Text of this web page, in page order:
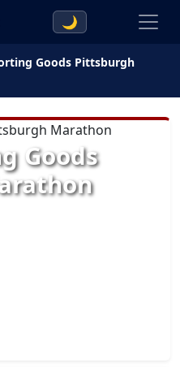
🌙
Goods Pittsburgh
Goods